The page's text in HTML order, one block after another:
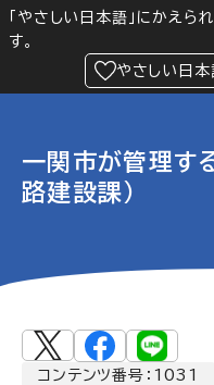
「やさしい日本語」にかえら
す。
やさしい日本
一関市が管理す
路建設課）
コンテンツ番号：1031